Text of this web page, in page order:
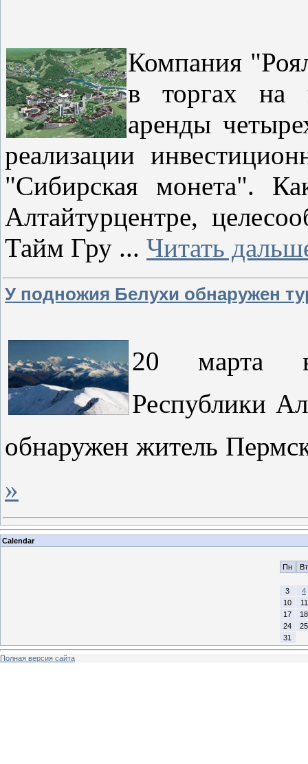
Компания
в торгах на
аренды
реализации
"Сибирская монета".
Алтайтурцентре,
Тайм Гру ... Читать
У подножия Белухи обнаружен
20 марта в
Республики
обнаружен житель Пер
»
Calendar
Пн Вт
3
4
10
11
17
18
24
25
31
Полная версия сайта